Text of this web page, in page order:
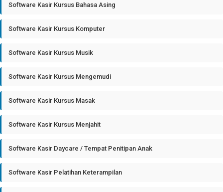
Software Kasir Kursus Bahasa Asing
Software Kasir Kursus Komputer
Software Kasir Kursus Musik
Software Kasir Kursus Mengemudi
Software Kasir Kursus Masak
Software Kasir Kursus Menjahit
Software Kasir Daycare / Tempat Penitipan Anak
Software Kasir Pelatihan Keterampilan